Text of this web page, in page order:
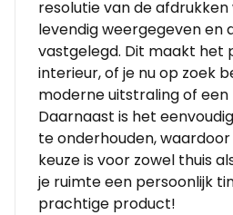
resolutie van de
levendig weergegeven en
vastgelegd. Dit maakt het
interieur, of je nu op zoek
moderne uitstraling of een
Daarnaast is het
te onderhouden,
keuze is voor zowel thuis
je ruimte een persoonlijk
prachtige product!